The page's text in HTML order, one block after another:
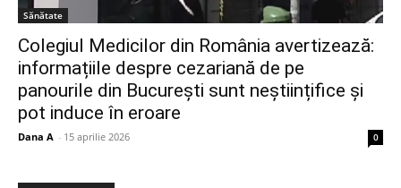
Sănătate
Colegiul Medicilor din România avertizează:
informațiile despre cezariană de pe
panourile din București sunt neștiințifice și
pot induce în eroare
Dana A - 15 aprilie 2026 0